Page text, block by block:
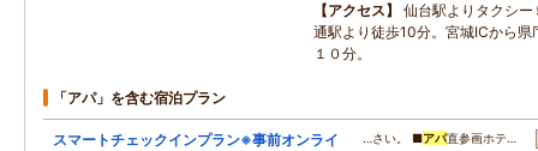
アクセス
仙台駅よりタクシ
通駅より徒歩10分。宮城ICから県
１０分。
「アパ」を含む宿泊プラン
スマートチェックインプラン※事前オンライ
…さい。 ■アパ直参画ホテ…